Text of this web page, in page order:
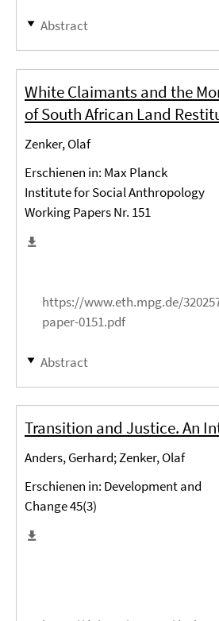
Abstract
White Claimants and the
of South African Land
Zenker, Olaf
Erschienen in: Max Planck
Institute for Social Anthropology
Working Papers Nr. 151
https://www.eth.mpg.de/
paper-0151.pdf
Abstract
Transition and Justice. An
Anders, Gerhard; Zenker, Olaf
Erschienen in: Development and
Change 45(3)